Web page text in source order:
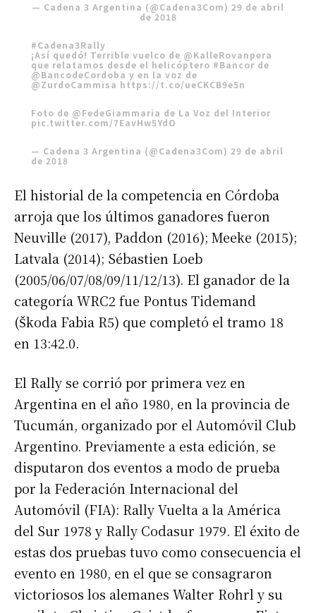
— Cadena 3 Argentina (@Cadena3Com) 29 de abril
de 2018
#Cadena3Rally
¡Así quedó! Terrible vuelco de @KalleRovanpera
que relatamos desde el helicóptero #Bancor de
@BancodeCordoba y en la voz de
@ZurdoCammisa https://t.co/ueCKCB9e5n
Foto de @FedeGiammaria de La Voz del Interior
pic.twitter.com/7EavHw5YdO
— Cadena 3 Argentina (@Cadena3Com) 29 de abril
de 2018
El historial de la competencia en Córdoba
arroja que los últimos ganadores fueron
Neuville (2017), Paddon (2016); Meeke (2015);
Latvala (2014); Sébastien Loeb
(2005/06/07/08/09/11/12/13). El ganador de la
categoría WRC2 fue Pontus Tidemand
(Škoda Fabia R5) que completó el tramo 18
en 13:42.0.
El Rally se corrió por primera vez en
Argentina en el año 1980, en la provincia de
Tucumán, organizado por el Automóvil Club
Argentino. Previamente a esta edición, se
disputaron dos eventos a modo de prueba
por la Federación Internacional del
Automóvil (FIA): Rally Vuelta a la América
del Sur 1978 y Rally Codasur 1979. El éxito de
estas dos pruebas tuvo como consecuencia el
evento en 1980, en el que se consagraron
victoriosos los alemanes Walter Rohrl y su